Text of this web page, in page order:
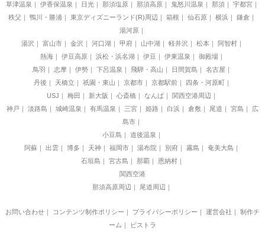
草津温泉
伊香保温泉 日光 那須塩原 那須高原 鬼怒川温泉 那須
宇都宮
秩父
鴨川・勝浦 東京ディズニーランド(R)周辺 箱根 仙石原 横浜
鎌倉
湯河原
湯沢
富山市 金沢 河口湖 甲府 山中湖 軽井沢 松本
阿智村
熱海
伊豆高原 浜松・浜名湖 伊豆 伊東温泉
御殿場
鳥羽
志摩 伊勢 下呂温泉 飛騨・高山 日間賀島
名古屋
丹後
天橋立 祇園・東山 京都市 京都駅前
四条・河原町
USJ
梅田 新大阪 心斎橋 なんば
関西空港周辺
神戸
淡路島 城崎温泉 有馬温泉 三宮 姫路 白浜 倉敷 尾道 宮島
広
島市
小豆島
道後温泉
阿蘇
出雲 博多 天神 福岡市 湯布院 別府 霧島
奄美大島
石垣島
宮古島 那覇
恩納村
関西空港
那須高原周辺
尾道周辺
お問い合わせ｜ コンテンツ制作ポリシー ｜ プライバシーポリシー ｜ 運営会社 ｜ 制作チ
ーム ｜ ビストラ